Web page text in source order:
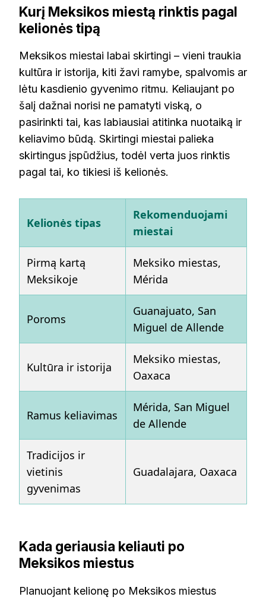
Kurį Meksikos miestą rinktis pagal
kelionės tipą
Meksikos miestai labai skirtingi – vieni traukia
kultūra ir istorija, kiti žavi ramybe, spalvomis ar
lėtu kasdienio gyvenimo ritmu. Keliaujant po
šalį dažnai norisi ne pamatyti viską, o
pasirinkti tai, kas labiausiai atitinka nuotaiką ir
keliavimo būdą. Skirtingi miestai palieka
skirtingus įspūdžius, todėl verta juos rinktis
pagal tai, ko tikiesi iš kelionės.
Kelionės tipas
Rekomenduojami
miestai
Pirmą kartą
Meksikoje
Meksiko miestas,
Mérida
Poroms
Guanajuato, San
Miguel de Allende
Kultūra ir istorija
Meksiko miestas,
Oaxaca
Ramus keliavimas
Mérida, San Miguel
de Allende
Tradicijos ir
vietinis
gyvenimas
Guadalajara, Oaxaca
Kada geriausia keliauti po
Meksikos miestus
Planuojant kelionę po Meksikos miestus